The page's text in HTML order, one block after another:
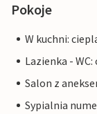
Pokoje
W kuchni:
Lazienka -
Salon z
Sypialnia